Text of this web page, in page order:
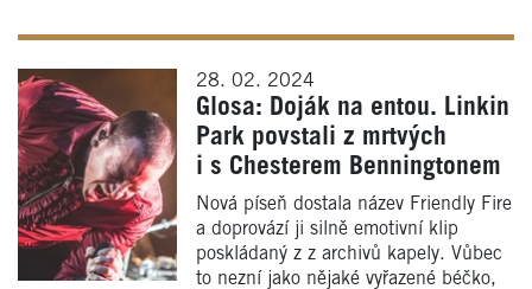
28. 02. 2024
Glosa: Doják na entou. Linkin
Park povstali z mrtvých
i s Chesterem Benningtonem
Nová píseň dostala název Friendly Fire
a doprovází ji silně emotivní klip
poskládaný z z archivů kapely. Vůbec
to nezní jako nějaké vyřazené béčko,